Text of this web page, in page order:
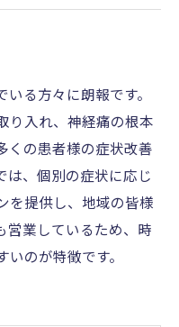
る方々に朗報です。
り入れ、神経痛の根本
くの患者様の症状改善
は、個別の症状に応じ
を提供し、地域の皆様
営業しているため、時
のが特徴です。